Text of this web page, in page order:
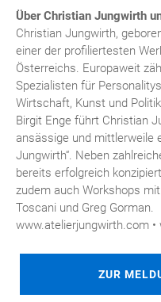
Über Christian Jungwirth
Christian Jungwirth,
einer der profiliertesten
Österreichs. Europaweit
Spezialisten für
Wirtschaft, Kunst und
Birgit Enge führt Christian
ansässige und mittlerweile
Jungwirth“. Neben
bereits erfolgreich
zudem auch Workshops
Toscani und Greg Gorman.
www.atelierjungwirth.com
ZUR